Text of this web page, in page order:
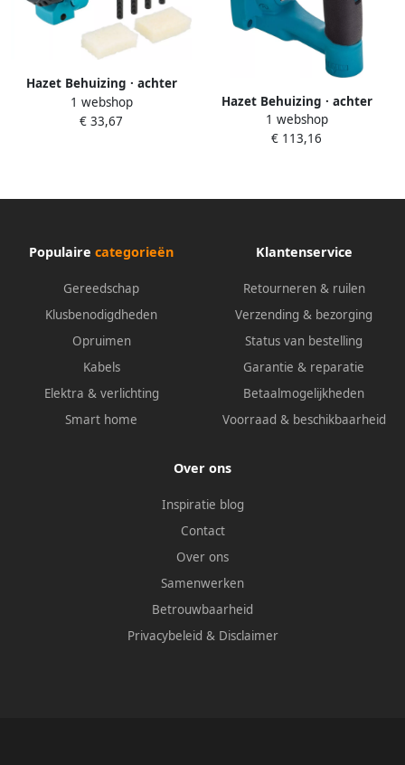
Hazet Behuizing · achter
9034P-2-08 9
1 webshop
€ 33,67
Hazet Behuizing · achter
9014MG-021
1 webshop
€ 113,16
Populaire categorieën
Gereedschap
Klusbenodigdheden
Opruimen
Kabels
Elektra & verlichting
Smart home
Klantenservice
Retourneren & ruilen
Verzending & bezorging
Status van bestelling
Garantie & reparatie
Betaalmogelijkheden
Voorraad & beschikbaarheid
Over ons
Inspiratie blog
Contact
Over ons
Samenwerken
Betrouwbaarheid
Privacybeleid & Disclaimer